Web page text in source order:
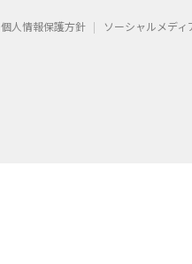
個人情報保護方針 ソーシャルメデ